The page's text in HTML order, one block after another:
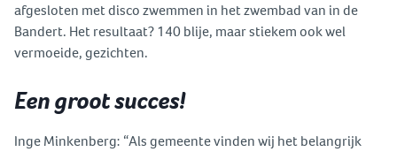
afgesloten met disco zwemmen in het zwembad van in de
Bandert. Het resultaat? 140 blije, maar stiekem ook wel
vermoeide, gezichten.
Een groot succes!
Inge Minkenberg: “Als gemeente vinden wij het belangrijk